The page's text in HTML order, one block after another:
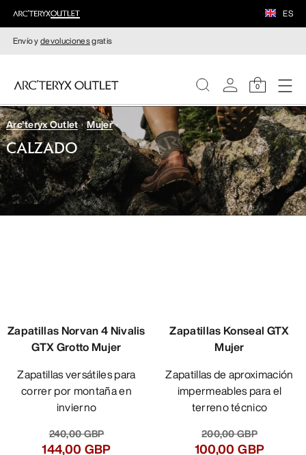
ES
Envío ydevolucionesgratis
0
MUJERE
HOMBRE
Arc'teryx Outlet Mujer
CALZADO
Zapatillas Norvan 4 Nivalis
GTX Grotto Mujer
Zapatillas versátiles para
correr por montaña en
invierno
240,00 GBP
144,00 GBP
Zapatillas Konseal GTX
Mujer
Zapatillas de aproximación
impermeables para el
terreno técnico
200,00 GBP
100,00 GBP